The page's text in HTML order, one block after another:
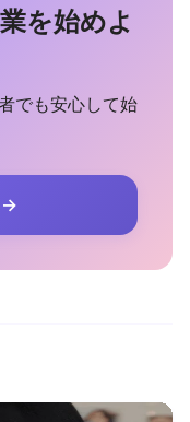
を始めよ
でも安心して始
→